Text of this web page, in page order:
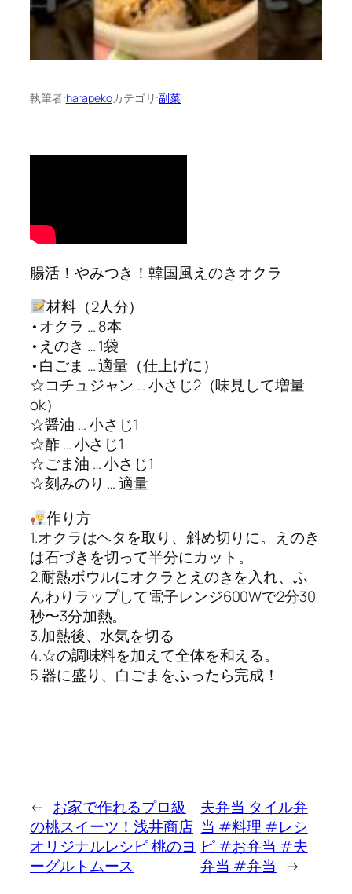
執筆者:harapekoカテゴリ:副菜
腸活！やみつき！韓国風えのきオクラ
材料（2人分）
•オクラ … 8本
•えのき … 1袋
•白ごま … 適量（仕上げに）
☆コチュジャン … 小さじ2（味見して増量
ok）
☆醤油 … 小さじ1
☆酢 … 小さじ1
☆ごま油 … 小さじ1
☆刻みのり … 適量
作り方
1.オクラはヘタを取り、斜め切りに。えのき
は石づきを切って半分にカット。
2.耐熱ボウルにオクラとえのきを入れ、ふ
んわりラップして電子レンジ600Wで2分30
秒〜3分加熱。
3.加熱後、水気を切る
4.☆の調味料を加えて全体を和える。
5.器に盛り、白ごまをふったら完成！
← お家で作れるプロ級
の桃スイーツ！浅井商店
オリジナルレシピ 桃のヨ
ーグルトムース
夫弁当 タイル弁
当 #料理 #レシ
ピ #お弁当 #夫
弁当 #弁当 →